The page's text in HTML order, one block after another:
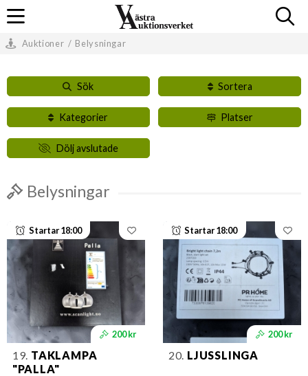
Auktioner / Belysningar
Sök Sortera
Kategorier Platser
Dölj avslutade
Belysningar
Startar 18:00
200 kr
19. TAKLAMPA
"PALLA"
Startar 18:00
200 kr
20. LJUSSLINGA